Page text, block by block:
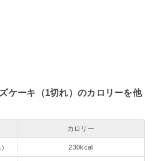
ケーキ（1切れ）のカロリーを他
カロリー
230kcal